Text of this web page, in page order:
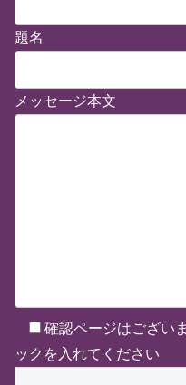
題名
メッセージ本文
確認ページはござい
ックを入れてください